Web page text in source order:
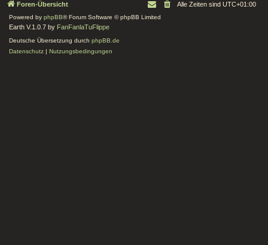
Foren-Übersicht Alle Zeiten sind UTC+01:00
Powered by phpBB® Forum Software © phpBB Limited
Earth V.1.0.7 by FanFanlaTuFlippe
Deutsche Übersetzung durch phpBB.de
Datenschutz | Nutzungsbedingungen